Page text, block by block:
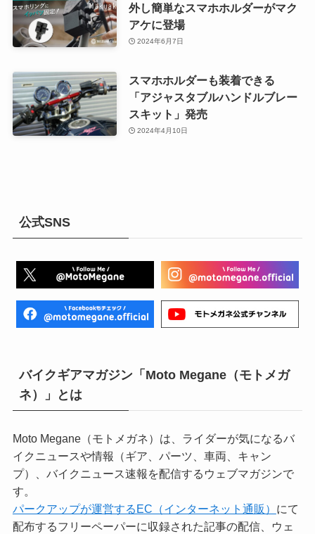
外し簡単なスマホホルダーがマク
アケに登場
2024年6月7日
スマホホルダーも装着できる
「アジャスタブルハンドルブレー
スキット」発売
2024年4月10日
公式SNS
バイクギアマガジン「Moto Megane（モトメガ
ネ）」とは
Moto Megane（モトメガネ）は、ライダーが気になるバ
イクニュースや情報（ギア、パーツ、車両、キャン
プ）、バイクニュース速報を配信するウェブマガジンで
す。
パークアップが運営するEC（インターネット通販） にて
配布するフリーペーパーに収録された記事の配信、ウェ